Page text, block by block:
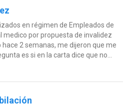
en régimen de Empleados de
medico por propuesta de invalidez
2 semanas, me dijeron que me
es si en la carta dice que no...